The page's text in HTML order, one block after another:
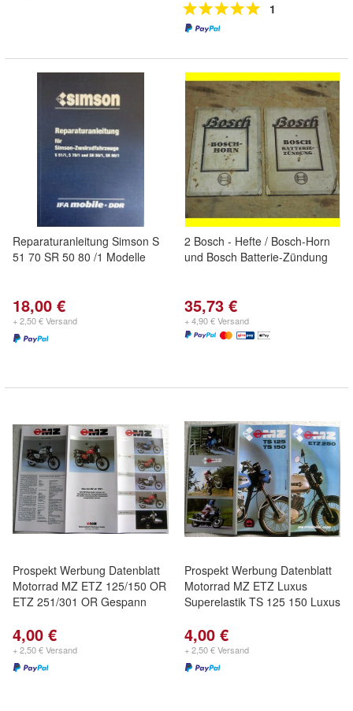
1
Reparaturanleitung Simson S
51 70 SR 50 80 /1 Modelle
18,00 €
+ 2,50 € Versand
2 Bosch - Hefte / Bosch-Horn
und Bosch Batterie-Zündung
35,73 €
+ 4,90 € Versand
Prospekt Werbung Datenblatt
Motorrad MZ ETZ 125/150 OR
ETZ 251/301 OR Gespann
4,00 €
+ 2,50 € Versand
Prospekt Werbung Datenblatt
Motorrad MZ ETZ Luxus
Superelastik TS 125 150 Luxus
4,00 €
+ 2,50 € Versand